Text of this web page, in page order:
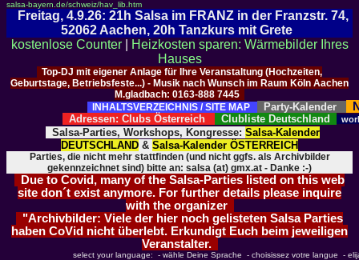
salsa-bayern.de/schweiz/hav_lib.htm
Freitag, 4.9.26: 21h Salsa im FRANZ in der Franzstr. 74,
52062 Aachen, 20h Tanzkurs mit Grete
kostenlose Counter|
Heizkosten sparen: Wärmebilder Ihres
Hauses
Top-DJ mit eigener Anlage für Ihre Veranstaltung (Hochzeiten,
Geburtstage, Betriebsfeste...) - Musik nach Wunsch im Raum Köln Aachen
M.gladbach: 0163-888 7445
INHALTSVERZEICHNIS / SITE MAP
Party-Kalender
Adressen: Clubs Österreich Clubliste Deutschland
Salsa-Parties, Workshops, Kongresse: Salsa-Kalender
DEUTSCHLAND & Salsa-Kalender ÖSTERREICH
Parties, die nicht mehr stattfinden (und nicht ggfs. als Archivbilder
gekennzeichnet sind) bitte an: salsa (at) gmx.at - Danke :-)
Due to Covid, many of the Salsa-Parties listed on this web
site don´t exist anymore. For further details please inquire
with the organizer
"Archivbilder: Viele der hier noch gelisteten Salsa Parties
haben CoVid nicht überlebt. Erkundigt Euch beim jeweiligen
Veranstalter.
select your language: - wähle Deine Sprache - choisissez votre langue -